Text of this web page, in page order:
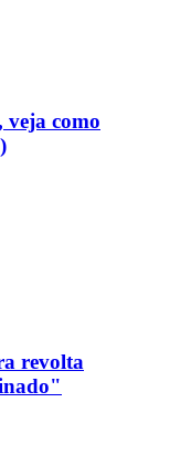
veja como
revolta